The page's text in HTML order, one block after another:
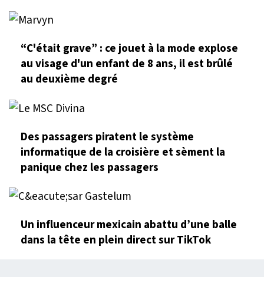
“C'était grave” : ce jouet à la mode explose
au visage d'un enfant de 8 ans, il est brûlé
au deuxième degré
Des passagers piratent le système
informatique de la croisière et sèment la
panique chez les passagers
Un influenceur mexicain abattu d’une balle
dans la tête en plein direct sur TikTok